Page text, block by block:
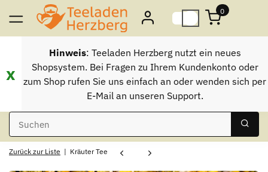
0
x
Hinweis: Teeladen Herzberg nutzt ein neues
Shopsystem. Bei Fragen zu Ihrem Kundenkonto oder
zum Shop rufen Sie uns einfach an oder wenden sich per
E-Mail an unseren Support.
Zurück zur Liste Kräuter Tee